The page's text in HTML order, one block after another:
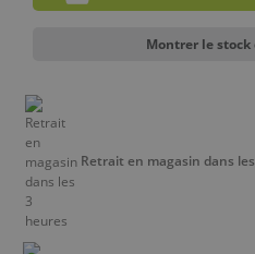
Montrer le stock
Retrait en magasin dans